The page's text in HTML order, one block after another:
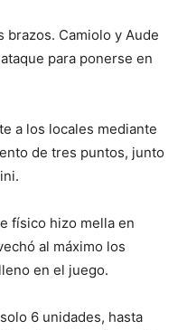
brazos. Camiolo y Aude
para ponerse en
a los locales mediante
de tres puntos, junto
físico hizo mella en
al máximo los
en el juego.
6 unidades, hasta